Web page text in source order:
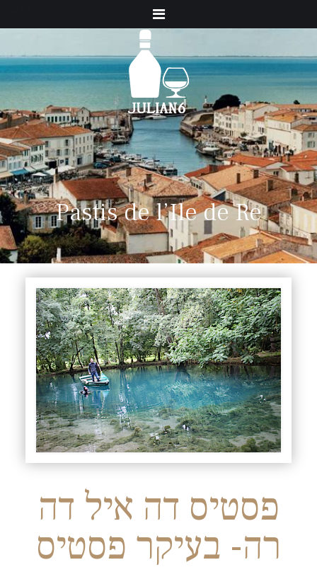
Pastis de l’Ile de Re
פסטיס דה איל דה
רה- בעיקר פסטיס